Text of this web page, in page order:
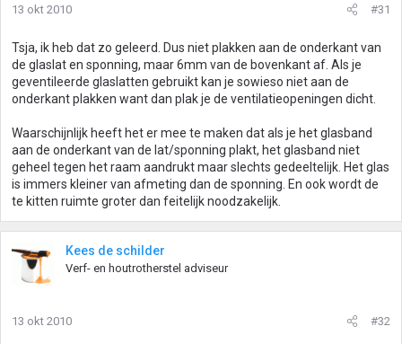
13 okt 2010 #31
Tsja, ik heb dat zo geleerd. Dus niet plakken aan de onderkant van
de glaslat en sponning, maar 6mm van de bovenkant af. Als je
geventileerde glaslatten gebruikt kan je sowieso niet aan de
onderkant plakken want dan plak je de ventilatieopeningen dicht.
Waarschijnlijk heeft het er mee te maken dat als je het glasband
aan de onderkant van de lat/sponning plakt, het glasband niet
geheel tegen het raam aandrukt maar slechts gedeeltelijk. Het glas
is immers kleiner van afmeting dan de sponning. En ook wordt de
te kitten ruimte groter dan feitelijk noodzakelijk.
Kees de schilder
Verf- en houtrotherstel adviseur
13 okt 2010 #32